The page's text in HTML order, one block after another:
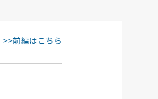
>>前編はこちら